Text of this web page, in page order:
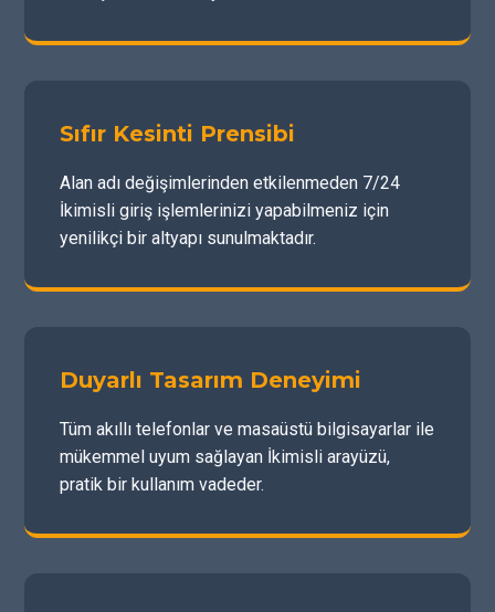
Sıfır Kesinti Prensibi
Alan adı değişimlerinden etkilenmeden 7/24
İkimisli giriş işlemlerinizi yapabilmeniz için
yenilikçi bir altyapı sunulmaktadır.
Duyarlı Tasarım Deneyimi
Tüm akıllı telefonlar ve masaüstü bilgisayarlar ile
mükemmel uyum sağlayan İkimisli arayüzü,
pratik bir kullanım vadeder.